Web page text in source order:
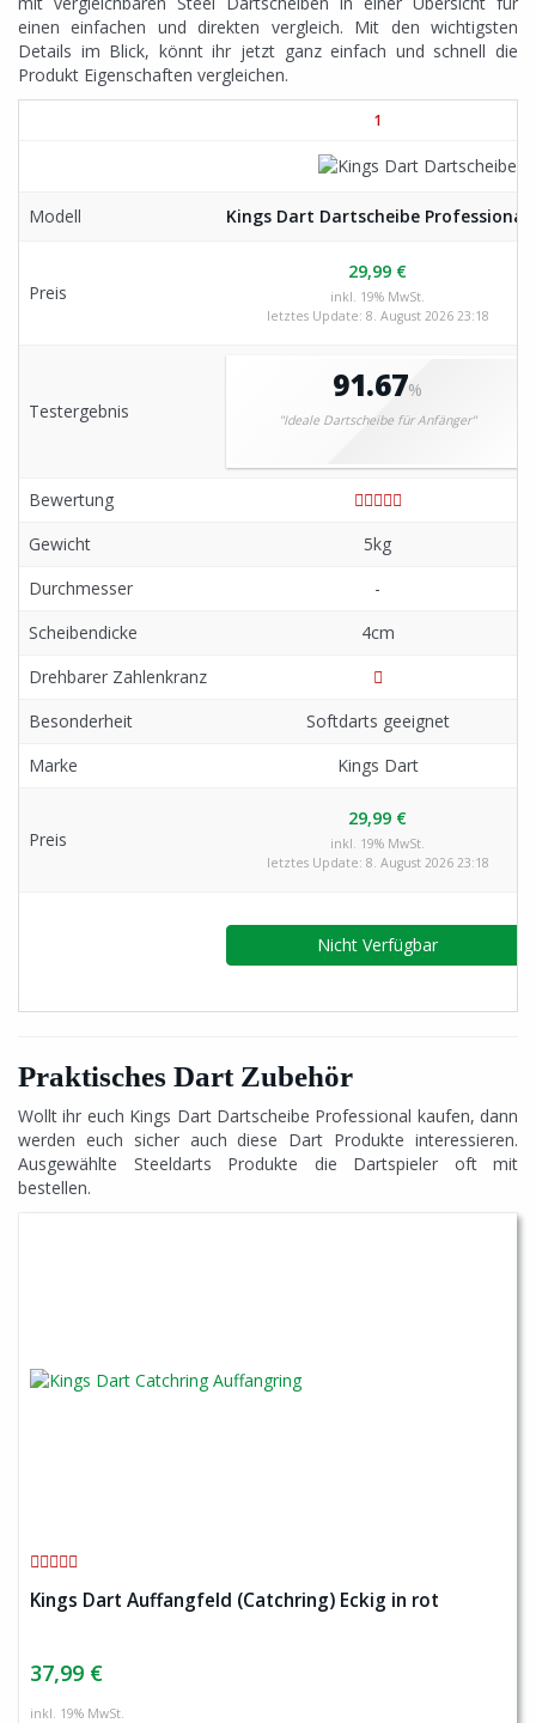
einen einfachen und direkten vergleich. Mit den wichtigsten
Details im Blick, könnt ihr jetzt ganz einfach und schnell die
Produkt Eigenschaften vergleichen.
1
Modell Kings Dart Dartscheibe Professional
Preis
29,99 €
inkl. 19% MwSt.
letztes Update: 8. August 2026 23:18
Testergebnis
91.67%
"Ideale Dartscheibe für Anfänger"
Bewertung
Gewicht
5kg
Durchmesser
-
Scheibendicke
4cm
Drehbarer Zahlenkranz
Besonderheit
Softdarts geeignet
Marke
Kings Dart
Preis
29,99 €
inkl. 19% MwSt.
letztes Update: 8. August 2026 23:18
Nicht Verfügbar
Praktisches Dart Zubehör
Wollt ihr euch Kings Dart Dartscheibe Professional kaufen, dann
werden euch sicher auch diese Dart Produkte interessieren.
Ausgewählte Steeldarts Produkte die Dartspieler oft mit
bestellen.
Kings Dart Auffangfeld (Catchring) Eckig in rot
37,99 €
inkl. 19% MwSt.